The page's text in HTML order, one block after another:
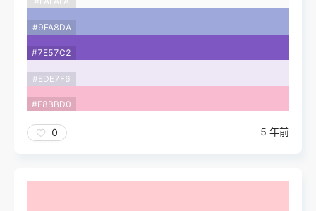
#9FA8DA
#7E57C2
#EDE7F6
#F8BBD0
0 5 年前